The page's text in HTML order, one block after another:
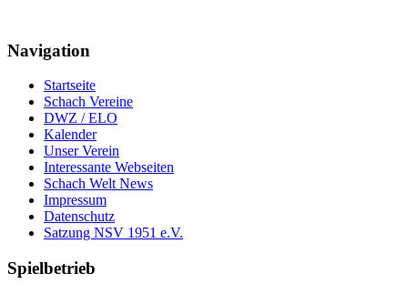
Navigation
Startseite
Schach Vereine
DWZ / ELO
Kalender
Unser Verein
Interessante Webseiten
Schach Welt News
Impressum
Datenschutz
Satzung NSV 1951 e.V.
Spielbetrieb